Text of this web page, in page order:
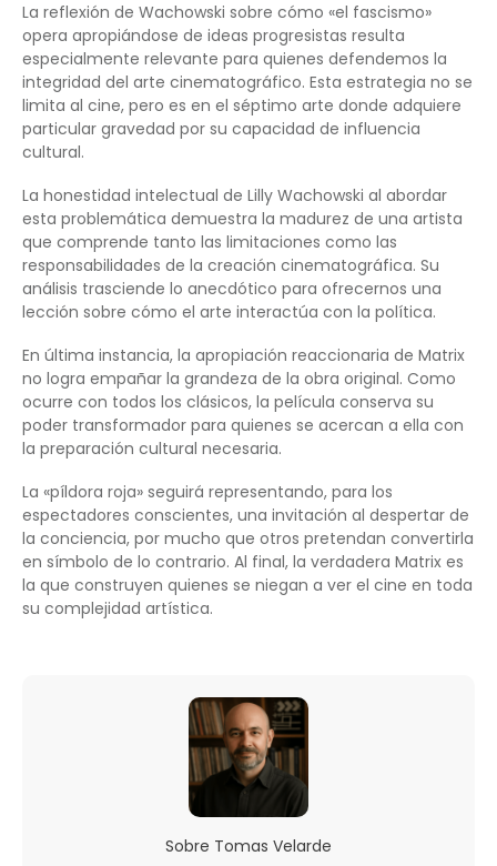
La reflexión de Wachowski sobre cómo «el fascismo»
opera apropiándose de ideas progresistas resulta
especialmente relevante para quienes defendemos la
integridad del arte cinematográfico. Esta estrategia no se
limita al cine, pero es en el séptimo arte donde adquiere
particular gravedad por su capacidad de influencia
cultural.
La honestidad intelectual de Lilly Wachowski al abordar
esta problemática demuestra la madurez de una artista
que comprende tanto las limitaciones como las
responsabilidades de la creación cinematográfica. Su
análisis trasciende lo anecdótico para ofrecernos una
lección sobre cómo el arte interactúa con la política.
En última instancia, la apropiación reaccionaria de Matrix
no logra empañar la grandeza de la obra original. Como
ocurre con todos los clásicos, la película conserva su
poder transformador para quienes se acercan a ella con
la preparación cultural necesaria.
La «píldora roja» seguirá representando, para los
espectadores conscientes, una invitación al despertar de
la conciencia, por mucho que otros pretendan convertirla
en símbolo de lo contrario. Al final, la verdadera Matrix es
la que construyen quienes se niegan a ver el cine en toda
su complejidad artística.
Sobre Tomas Velarde